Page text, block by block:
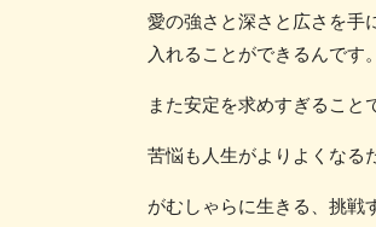
愛の強さと深さと広さを手
入れることができるんです。
また安定を求めすぎること
苦悩も人生がよりよくなる
がむしゃらに生きる、挑戦